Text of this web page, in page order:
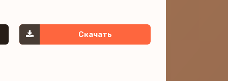
Скачать